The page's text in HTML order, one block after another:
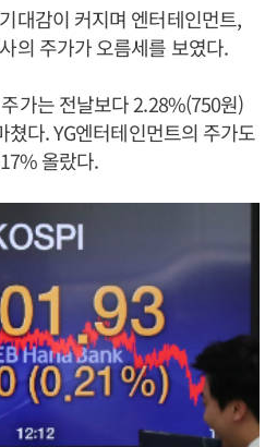
대감이 커지며 엔터테인먼트,
의 주가가 오름세를 보였다.
가는 전날보다 2.28%(750원)
다. YG엔터테인먼트의 주가도
올랐다.